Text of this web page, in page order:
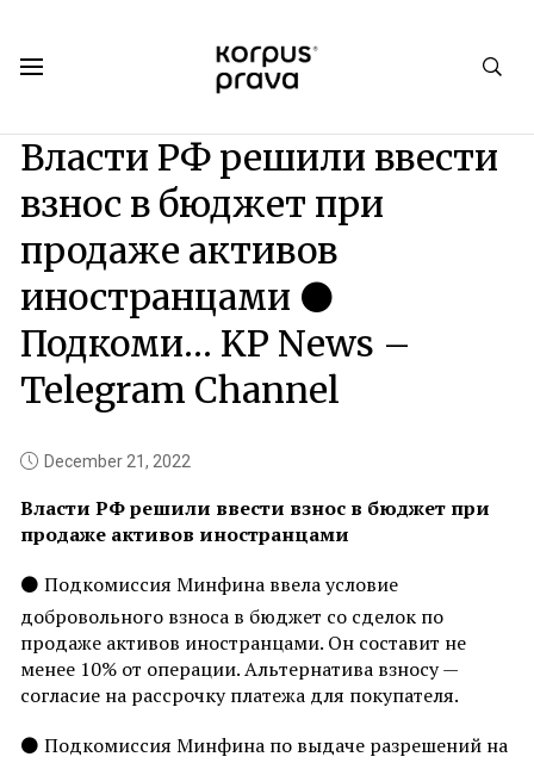
Власти РФ решили ввести
взнос в бюджет при
продаже активов
иностранцами ⚫
Подкоми… KP News –
Telegram Channel
December 21, 2022
Власти РФ решили ввести взнос в бюджет при
продаже активов иностранцами
⚫ Подкомиссия Минфина ввела условие
добровольного взноса в бюджет со сделок по
продаже активов иностранцами. Он составит не
менее 10% от операции. Альтернатива взносу —
согласие на рассрочку платежа для покупателя.
⚫ Подкомиссия Минфина по выдаче разрешений на